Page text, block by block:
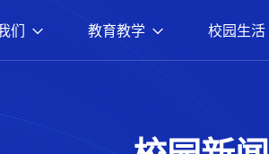
们 教育教学 校园生活